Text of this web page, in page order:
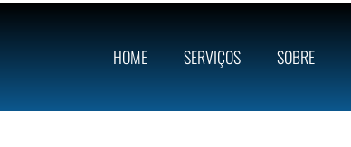
HOME SERVIÇOS SOBRE